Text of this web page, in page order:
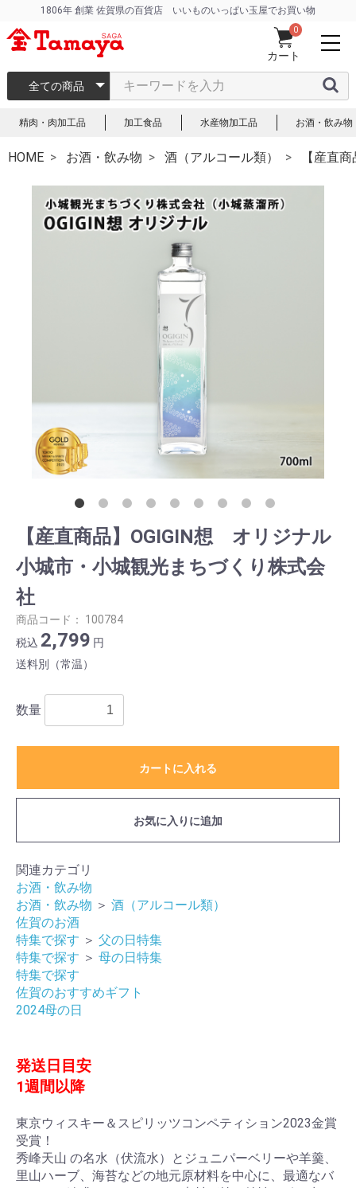
1806年 創業 佐賀県の百貨店 いいものいっぱい玉屋でお買い物
カート
0
全ての商品
精肉・肉加工品 加工食品 水産物加工品 お酒・飲み物
HOME お酒・飲み物 酒（アルコール類） 【産直
【産直商品】OGIGIN想 オリジナル
小城市・小城観光まちづくり株式会
社
商品コード： 100784
税込 2,799 円
送料別（常温）
数量
カートに入れる
お気に入りに追加
関連カテゴリ
お酒・飲み物
お酒・飲み物 ＞ 酒（アルコール類）
佐賀のお酒
特集で探す ＞ 父の日特集
特集で探す ＞ 母の日特集
特集で探す
佐賀のおすすめギフト
2024母の日
発送日目安
1週間以降
東京ウィスキー＆スピリッツコンペティション2023金賞
受賞！
秀峰天山 の名水（伏流水）とジュニパーベリーや羊羹、
里山ハーブ、海苔などの地元原材料を中心に、最適なバ